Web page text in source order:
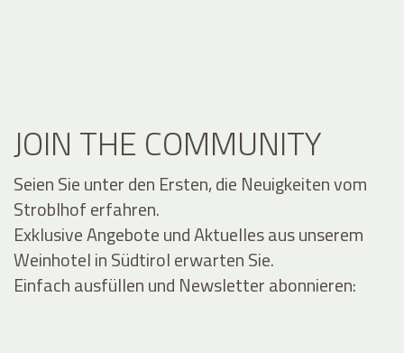
JOIN THE COMMUNITY
Seien Sie unter den Ersten, die Neuigkeiten vom
Stroblhof erfahren.
Exklusive Angebote und Aktuelles aus unserem
Weinhotel in Südtirol erwarten Sie.
Einfach ausfüllen und Newsletter abonnieren: